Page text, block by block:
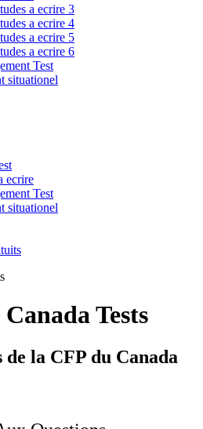
a ecrire 3
a ecrire 4
a ecrire 5
a ecrire 6
Test
situationel
ecrire
Test
situationel
Tests
la CFP du Canada